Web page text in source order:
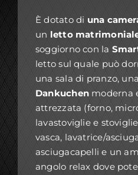
È dotato di una
un letto
soggiorno con la
letto sul quale può
una sala di pranzo, una
Dankuchen moderna
attrezzata (forno,
lavastoviglie e
vasca, lavatrice/
asciugacapelli e un
angolo relax dove